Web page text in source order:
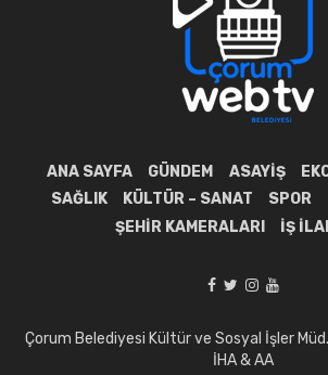
ANA SAYFA GÜNDEM ASAYIŞ
SAĞLIK
KÜLTÜR – SANAT SPOR
ŞEHIR KAMERALARI
İŞ
Çorum Belediyesi Kültür ve Sosyal İşler
İHA & AA